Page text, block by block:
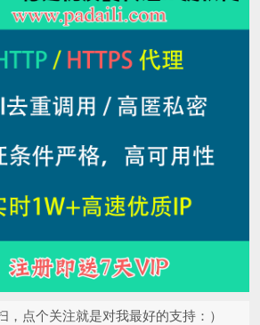
，点个关注就是对我最好的支持：）